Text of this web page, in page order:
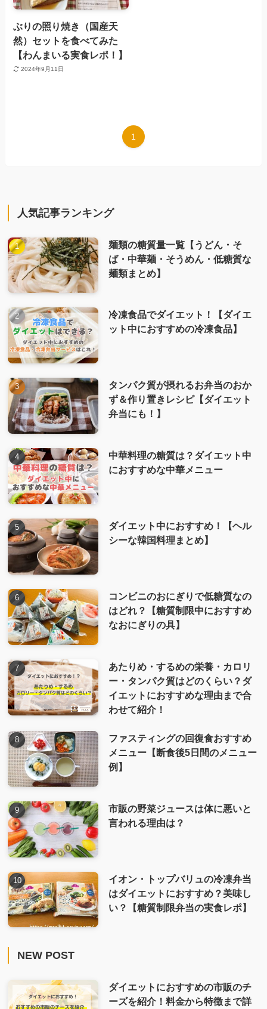
ぶりの照り焼き（国産天
然）セットを食べてみた
【わんまいる実食レポ！】
2024年9月11日
1
人気記事ランキング
麺類の糖質量一覧【うどん・そ
ば・中華麺・そうめん・低糖質な
麺類まとめ】
冷凍食品でダイエット！【ダイエ
ット中におすすめの冷凍食品】
タンパク質が摂れるお弁当のおか
ず＆作り置きレシピ【ダイエット
弁当にも！】
中華料理の糖質は？ダイエット中
におすすめな中華メニュー
ダイエット中におすすめ！【ヘル
シーな韓国料理まとめ】
コンビニのおにぎりで低糖質なの
はどれ？【糖質制限中におすすめ
なおにぎりの具】
あたりめ・するめの栄養・カロリ
ー・タンパク質はどのくらい？ダ
イエットにおすすめな理由まで合
わせて紹介！
ファスティングの回復食おすすめ
メニュー【断食後5日間のメニュー
例】
市販の野菜ジュースは体に悪いと
言われる理由は？
イオン・トップバリュの冷凍弁当
はダイエットにおすすめ？美味し
い？【糖質制限弁当の実食レポ】
NEW POST
ダイエットにおすすめの市販のチ
ーズを紹介！料金から特徴まで詳